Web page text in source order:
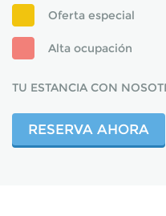
Oferta especial
Alta ocupación
TU ESTANCIA CON
RESERVA AHORA